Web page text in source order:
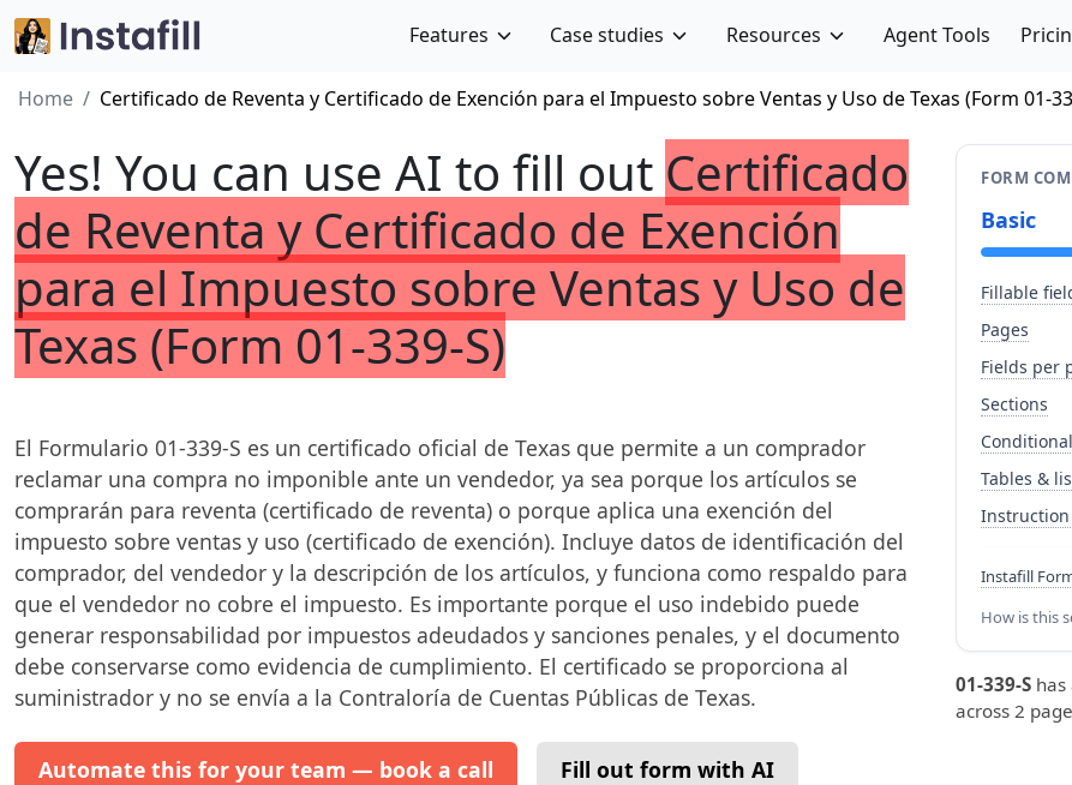
Features Case studies Resources Agent Tools
Home Certificado de Reventa y Certificado de Exención para el Impuesto sobre Ventas y Uso de Texas (Form 01-
Yes! You can use AI to fill out Certificado
de Reventa y Certificado de Exención
para el Impuesto sobre Ventas y Uso de
Texas (Form 01-339-S)
El Formulario 01-339-S es un certificado oficial de Texas que permite a un comprador
reclamar una compra no imponible ante un vendedor, ya sea porque los artículos se
comprarán para reventa (certificado de reventa) o porque aplica una exención del
impuesto sobre ventas y uso (certificado de exención). Incluye datos de identificación del
comprador, del vendedor y la descripción de los artículos, y funciona como respaldo para
que el vendedor no cobre el impuesto. Es importante porque el uso indebido puede
generar responsabilidad por impuestos adeudados y sanciones penales, y el documento
debe conservarse como evidencia de cumplimiento. El certificado se proporciona al
suministrador y no se envía a la Contraloría de Cuentas Públicas de Texas.
Automate this for your team — book a call Fill out form with AI
FORM
Basic
Fillable
Pages
Fields per
Sections
Tables &
Instruction
Instafill
How is this
01-339-S has
across 2